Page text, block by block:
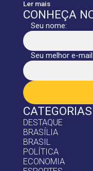
CATEGORIAS
DESTAQUE
BRASÍLIA
BRASIL
POLÍTICA
ECONOMIA
Ler mais
CONHEÇA
Seu nome:
Seu melhor e-mail: